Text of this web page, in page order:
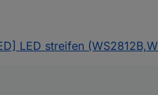
schon, was als Nächstes
abfangen (HDMI) und über einen
LED streifen